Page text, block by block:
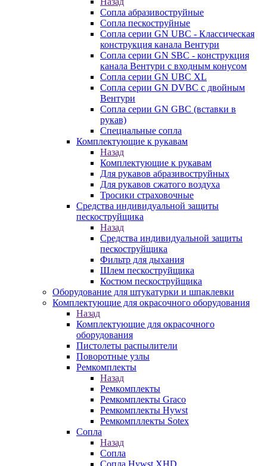
Сопла абразивоструйные
Сопла пескоструйные
Сопла серии GN UBC - Классическая
конструкция канала Вентури
Сопла серии GN SBC - конструкция
канала Вентури c входным конусом
Сопла серии GN UBC XL
Сопла серии GN DVBC с двойным
Вентури
Сопла серии GN GBC (вставки в
рукав)
Специальные сопла
Комплектующие к рукавам
Назад
Комплектующие к рукавам
Для рукавов абразивоструйных
Для рукавов сжатого воздуха
Тросики страховочные
Средства индивидуальной защиты
пескоструйщика
Назад
Средства индивидуальной защиты
пескоструйщика
Фильтр для дыхания
Шлем пескоструйщика
Костюм пескоструйщика
Оборудование для штукатурки и шпаклевки
Комплектующие для окрасочного оборудования
Назад
Комплектующие для окрасочного
оборудования
Пистолеты распылители
Поворотные узлы
Ремкомплекты
Назад
Ремкомплекты
Ремкомплекты Graco
Ремкомплекты Hywst
Ремкомпллекты Sotex
Сопла
Назад
Сопла
Сопла Hywst XHD